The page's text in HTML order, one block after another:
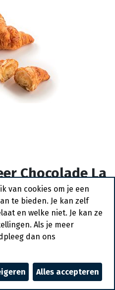
Chocolade La
gr
van cookies om je een
te bieden. Je kan zelf
en welke niet. Je kan ze
Als je meer
dan ons
Alles accepteren